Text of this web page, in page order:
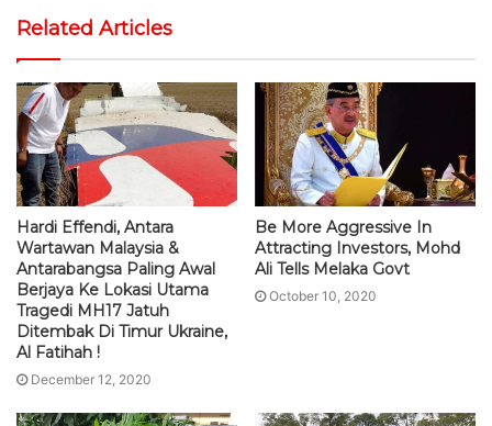
Related Articles
Hardi Effendi, Antara
Wartawan Malaysia &
Antarabangsa Paling Awal
Berjaya Ke Lokasi Utama
Tragedi MH17 Jatuh
Ditembak Di Timur Ukraine,
Al Fatihah !
December 12, 2020
Be More Aggressive In
Attracting Investors, Mohd
Ali Tells Melaka Govt
October 10, 2020